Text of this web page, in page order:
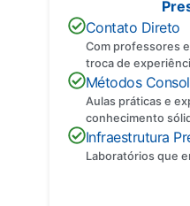
Contato Direto
Com professores
troca de
Métodos
Aulas práticas e
conhecimento
Infraestrutura
Laboratórios que